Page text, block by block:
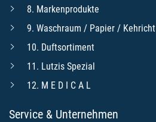
8. Markenprodukte
9. Waschraum / Papier / Kehricht
10. Duftsortiment
11. Lutzis Spezial
12. M E D I C A L
Service & Unternehmen